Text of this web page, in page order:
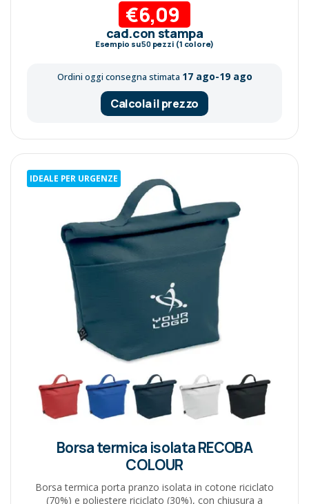
€6,09
cad.con stampa
Esempio su50pezzi (1 colore)
Ordini oggi consegna stimata 17 ago-19 ago
Calcola il prezzo
IDEALE PER URGENZE
Borsa termica isolata RECOBA
COLOUR
Borsa termica porta pranzo isolata in cotone riciclato
(70%) e poliestere riciclato (30%), con chiusura a